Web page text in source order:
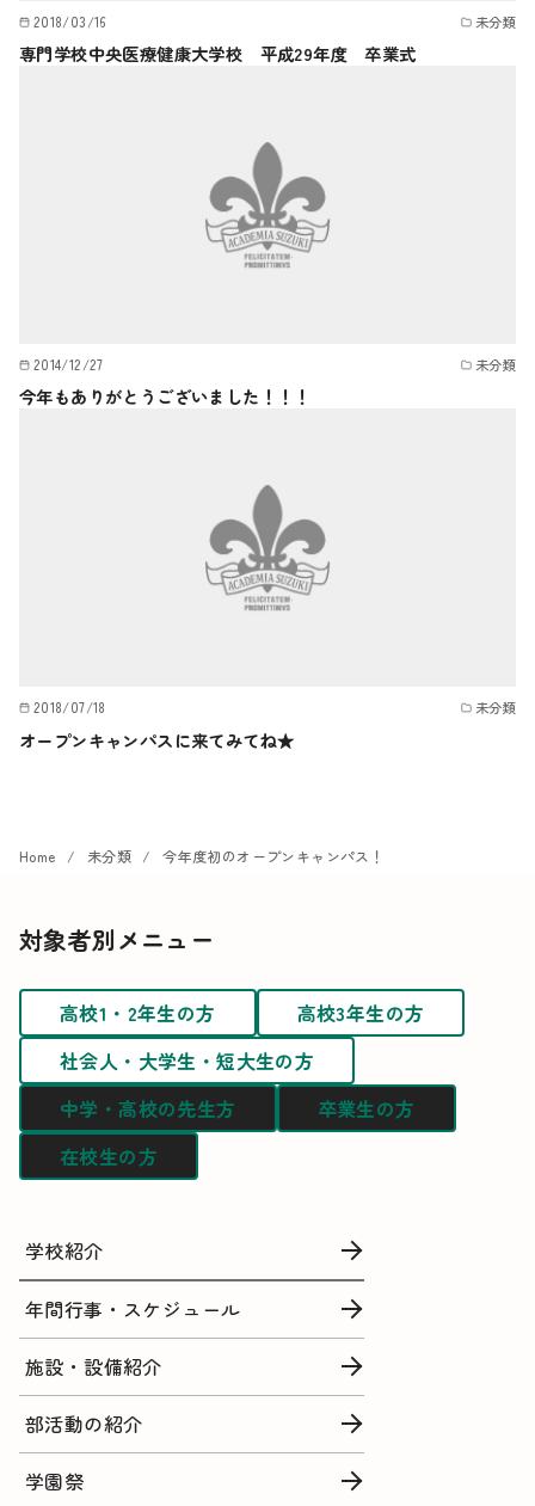
2018/03/16 未分類
専門学校中央医療健康大学校 平成29年度 卒業式
2014/12/27 未分類
今年もありがとうございました！！！
2018/07/18 未分類
オープンキャンパスに来てみてね★
Home 未分類 今年度初のオープンキャンパス！
対象者別メニュー
高校1・2年生の方
高校3年生の方
社会人・大学生・短大生の方
中学・高校の先生方
卒業生の方
在校生の方
学校紹介
年間行事・スケジュール
施設・設備紹介
部活動の紹介
学園祭